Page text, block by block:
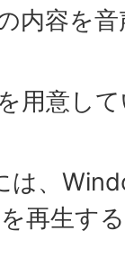
内容を
用意し
は、
再生す